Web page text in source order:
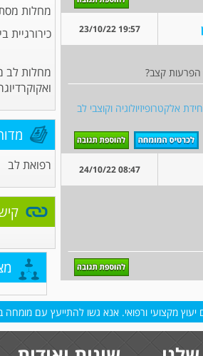
19:57 23/10/22
קצב?
אלקטרופיזיולוגיה וקוצבי לב
08:47 24/10/22
מחלות
כירורגיית
מחלות לב
רפואת לב
מקצועי ורפואי. אנא גשו להתייעץ עם מומחה